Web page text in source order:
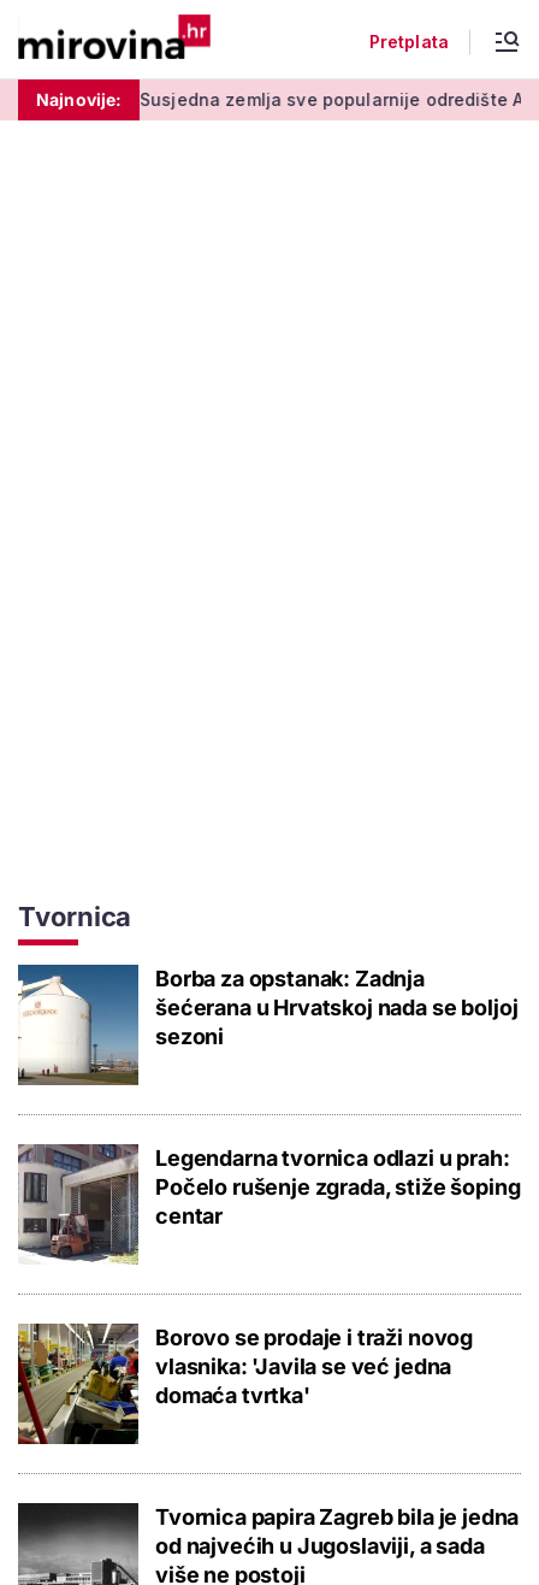
Pretplata
Najnovije:
stupu Susjedna zemlja sve popularnije odredište
Tvornica
Borba za opstanak: Zadnja
šećerana u Hrvatskoj nada se boljoj
sezoni
Legendarna tvornica odlazi u prah:
Počelo rušenje zgrada, stiže šoping
centar
Borovo se prodaje i traži novog
vlasnika: 'Javila se već jedna
domaća tvrtka'
Tvornica papira Zagreb bila je jedna
od najvećih u Jugoslaviji, a sada
više ne postoji